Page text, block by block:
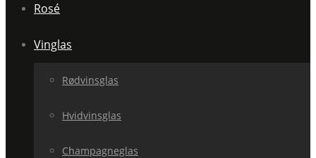
Rosé
Vinglas
Rødvinsglas
Hvidvinsglas
Champagneglas